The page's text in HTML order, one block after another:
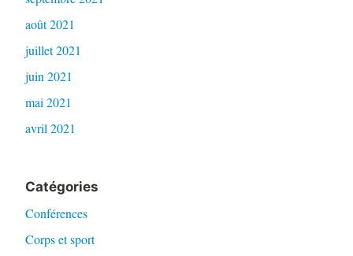
août 2021
juillet 2021
juin 2021
mai 2021
avril 2021
Catégories
Conférences
Corps et sport